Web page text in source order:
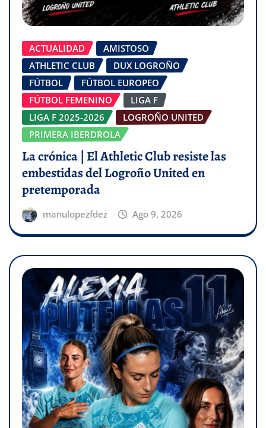
ACTUALIDAD
AMISTOSO
ATHLETIC CLUB
DUX LOGROÑO
FÚTBOL
FÚTBOL EUROPEO
FÚTBOL FEMENINO
LIGA F
LIGA F 2025-2026
LOGROÑO UNITED
PRIMERA IBERDROLA
La crónica | El Athletic Club resiste las
embestidas del Logroño United en
pretemporada
manulopezfdez Ago 9, 2026